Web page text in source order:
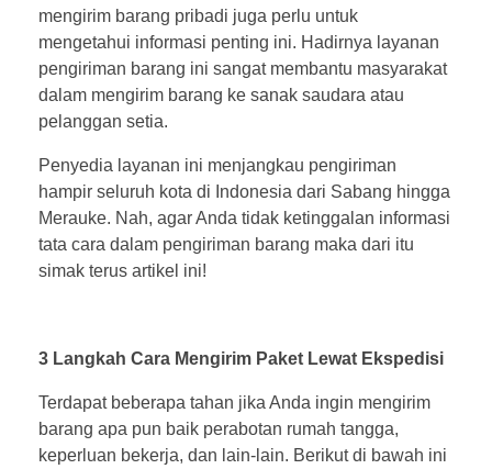
mengirim barang pribadi juga perlu untuk
mengetahui informasi penting ini. Hadirnya layanan
pengiriman barang ini sangat membantu masyarakat
dalam mengirim barang ke sanak saudara atau
pelanggan setia.
Penyedia layanan ini menjangkau pengiriman
hampir seluruh kota di Indonesia dari Sabang hingga
Merauke. Nah, agar Anda tidak ketinggalan informasi
tata cara dalam pengiriman barang maka dari itu
simak terus artikel ini!
3 Langkah Cara Mengirim Paket Lewat Ekspedisi
Terdapat beberapa tahan jika Anda ingin mengirim
barang apa pun baik perabotan rumah tangga,
keperluan bekerja, dan lain-lain. Berikut di bawah ini